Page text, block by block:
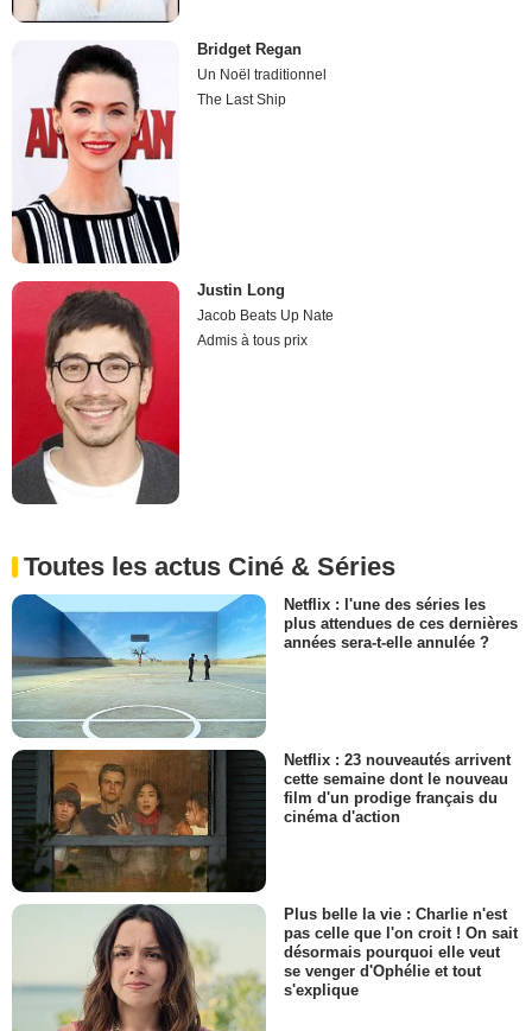
Bridget Regan
Un Noël traditionnel
The Last Ship
Justin Long
Jacob Beats Up Nate
Admis à tous prix
Toutes les actus Ciné & Séries
Netflix : l'une des séries les
plus attendues de ces dernières
années sera-t-elle annulée ?
Netflix : 23 nouveautés arrivent
cette semaine dont le nouveau
film d'un prodige français du
cinéma d'action
Plus belle la vie : Charlie n'est
pas celle que l'on croit ! On sait
désormais pourquoi elle veut
se venger d'Ophélie et tout
s'explique